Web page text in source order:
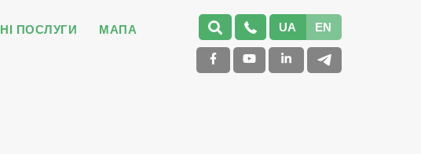
ПОСЛУГИ
МАПА
UA EN